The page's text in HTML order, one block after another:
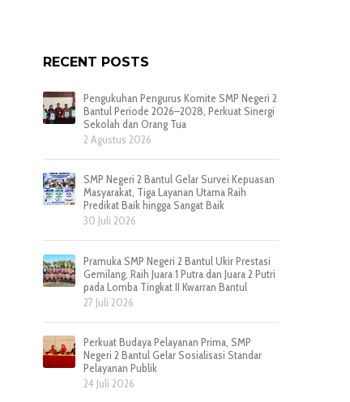
RECENT POSTS
Pengukuhan Pengurus Komite SMP Negeri 2
Bantul Periode 2026–2028, Perkuat Sinergi
Sekolah dan Orang Tua
2 Agustus 2026
SMP Negeri 2 Bantul Gelar Survei Kepuasan
Masyarakat, Tiga Layanan Utama Raih
Predikat Baik hingga Sangat Baik
30 Juli 2026
Pramuka SMP Negeri 2 Bantul Ukir Prestasi
Gemilang, Raih Juara 1 Putra dan Juara 2 Putri
pada Lomba Tingkat II Kwarran Bantul
27 Juli 2026
Perkuat Budaya Pelayanan Prima, SMP
Negeri 2 Bantul Gelar Sosialisasi Standar
Pelayanan Publik
24 Juli 2026